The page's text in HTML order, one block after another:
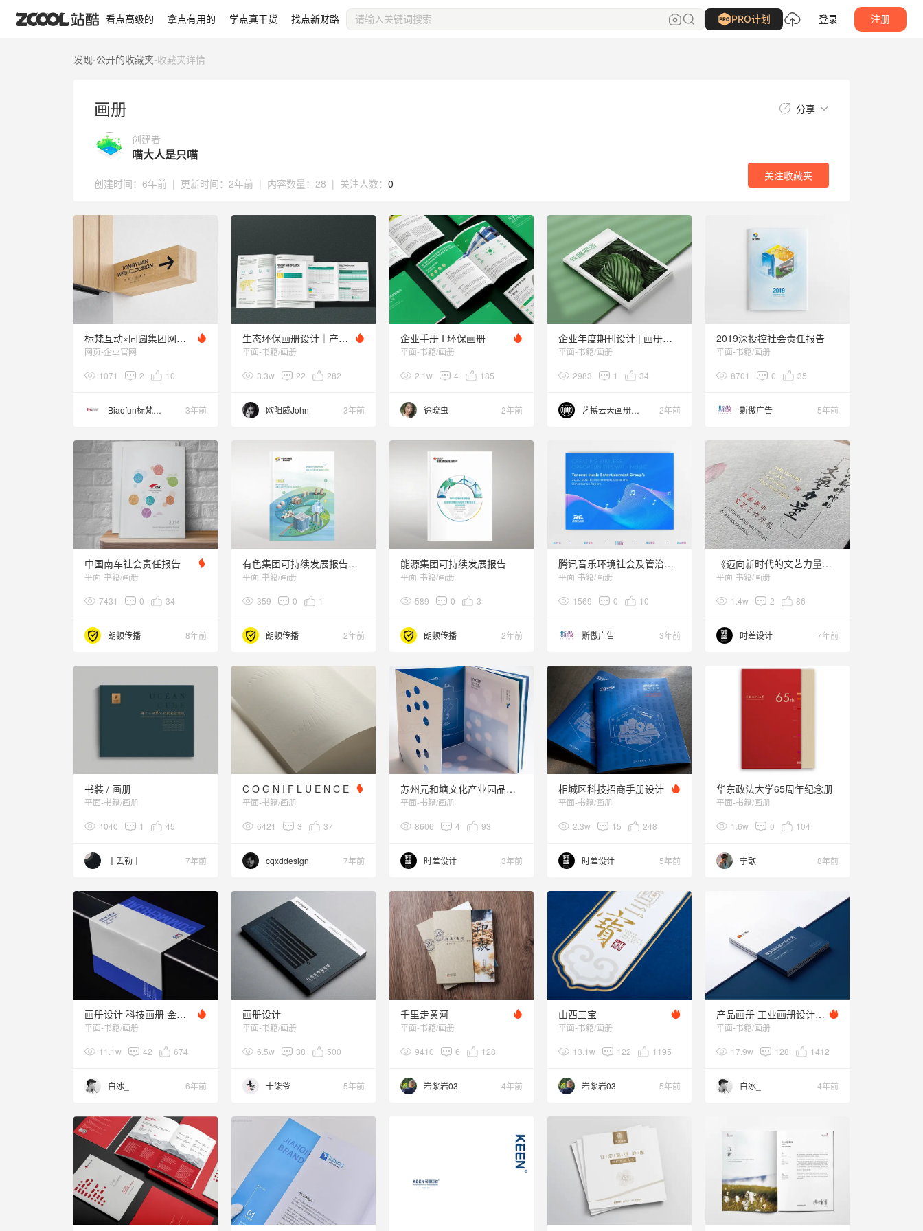
看点高级的 拿点有用的 学点真干货 找点新财路 PRO计划 登录 注册
发现-公开的收藏夹-收藏夹详情
画册 分享
创建者
喵大人是只喵
创建时间： 6年前 | 更新时间： 2年前 | 内容数量： 28 | 关注人数： 0
关注收藏夹
画册 关注 收藏夹
标梵互动×同圆集团网站设计|不同设计领域的碰撞与升华
网页-企业官网
1071 2 10
Biaofun标梵互动 3年前
生态环保画册设计｜产品手册新尝试
平面-书籍/画册
3.3w 22 282
欧阳威John 3年前
企业手册 I 环保画册
平面-书籍/画册
2.1w 4 185
徐晓虫 2年前
企业年度期刊设计 | 画册设计
平面-书籍/画册
2983 1 34
艺搏云天画册设计 2年前
2019深投控社会责任报告
平面-书籍/画册
8701 0 35
斯傲广告 5年前
中国南车社会责任报告
平面-书籍/画册
7431 0 34
朗顿传播 8年前
有色集团可持续发展报告（ESG）
平面-书籍/画册
359 0 1
朗顿传播 2年前
能源集团可持续发展报告
平面-书籍/画册
589 0 3
朗顿传播 2年前
腾讯音乐环境社会及管治报告
平面-书籍/画册
1569 0 10
斯傲广告 3年前
《迈向新时代的文艺力量》宣传册设计
平面-书籍/画册
1.4w 2 86
时差设计 7年前
书装 / 画册
平面-书籍/画册
4040 1 45
丨丢勒丨 7年前
C O G N I F L U E N C E
平面-书籍/画册
6421 3 37
cqxddesign 7年前
苏州元和塘文化产业园品牌宣传册设计
平面-书籍/画册
8606 4 93
时差设计 3年前
相城区科技招商手册设计
平面-书籍/画册
2.3w 15 248
时差设计 5年前
华东政法大学65周年纪念册
平面-书籍/画册
1.6w 0 104
宁歆 8年前
画册设计 科技画册 金融画册 宣传册设计 企业画册设计
平面-书籍/画册
11.1w 42 674
白冰_ 6年前
画册设计
平面-书籍/画册
6.5w 38 500
十柒爷 5年前
千里走黄河
平面-书籍/画册
9410 6 128
岩浆岩03 4年前
山西三宝
平面-书籍/画册
13.1w 122 1195
岩浆岩03 5年前
产品画册 工业画册设计 企业宣传册 工业画册 产品手册
平面-书籍/画册
17.9w 128 1412
白冰_ 4年前